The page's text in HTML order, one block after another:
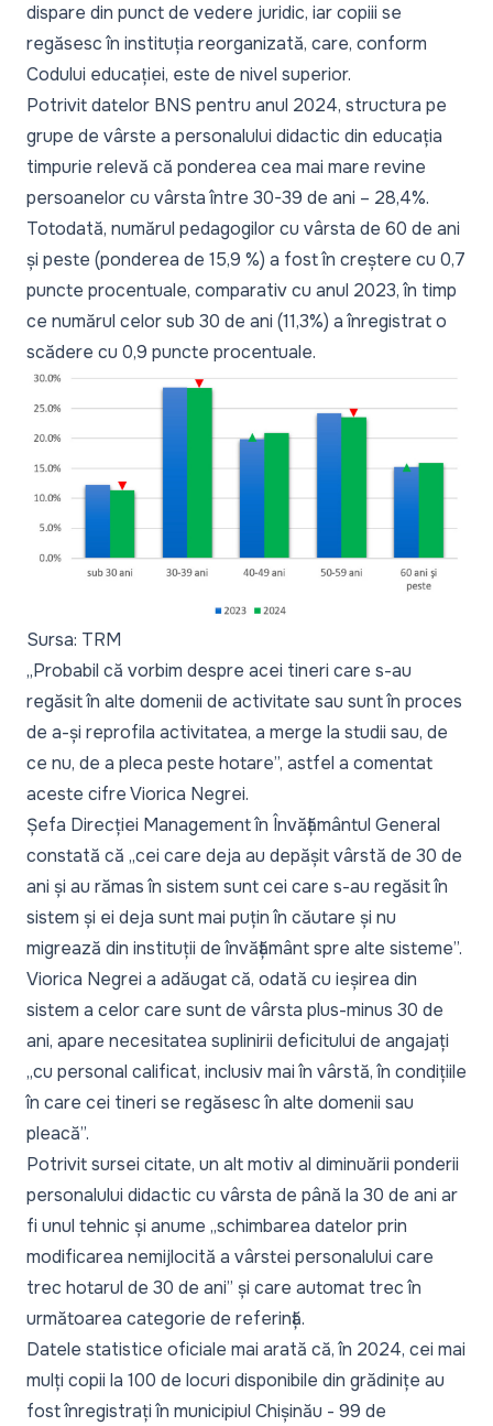
dispare din punct de vedere juridic, iar copiii se
regăsesc în instituția reorganizată, care, conform
Codului educației, este de nivel superior.
Potrivit datelor BNS pentru anul 2024, structura pe
grupe de vârste a personalului didactic din educația
timpurie relevă că ponderea cea mai mare revine
persoanelor cu vârsta între 30-39 de ani – 28,4%.
Totodată, numărul pedagogilor cu vârsta de 60 de ani
și peste (ponderea de 15,9 %) a fost în creștere cu 0,7
puncte procentuale, comparativ cu anul 2023, în timp
ce numărul celor sub 30 de ani (11,3%) a înregistrat o
scădere cu 0,9 puncte procentuale.
Sursa: TRM
„Probabil că vorbim despre acei tineri care s-au
regăsit în alte domenii de activitate sau sunt în proces
de a-și reprofila activitatea, a merge la studii sau, de
ce nu, de a pleca peste hotare”, astfel a comentat
aceste cifre Viorica Negrei.
Șefa Direcției Management în Învățământul General
constată că „cei care deja au depășit vârstă de 30 de
ani și au rămas în sistem sunt cei care s-au regăsit în
sistem și ei deja sunt mai puțin în căutare și nu
migrează din instituții de învățământ spre alte sisteme”.
Viorica Negrei a adăugat că, odată cu ieșirea din
sistem a celor care sunt de vârsta plus-minus 30 de
ani, apare necesitatea suplinirii deficitului de angajați
„cu personal calificat, inclusiv mai în vârstă, în condițiile
în care cei tineri se regăsesc în alte domenii sau
pleacă”.
Potrivit sursei citate, un alt motiv al diminuării ponderii
personalului didactic cu vârsta de până la 30 de ani ar
fi unul tehnic și anume „schimbarea datelor prin
modificarea nemijlocită a vârstei personalului care
trec hotarul de 30 de ani” și care automat trec în
următoarea categorie de referință.
Datele statistice oficiale mai arată că, în 2024, cei mai
mulți copii la 100 de locuri disponibile din grădinițe au
fost înregistrați în municipiul Chișinău - 99 de